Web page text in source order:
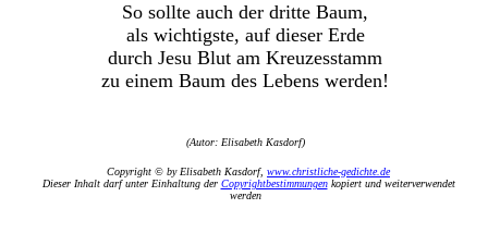
So sollte auch der dritte Baum,
als wichtigste, auf dieser Erde
durch Jesu Blut am Kreuzesstamm
zu einem Baum des Lebens werden!
(Autor: Elisabeth Kasdorf)
Copyright © by Elisabeth Kasdorf, www.christliche-gedichte.de
Dieser Inhalt darf unter Einhaltung der Copyrightbestimmungenkopiert und weiterverwendet
werden